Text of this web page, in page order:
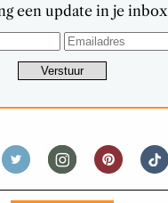
een update in je inbox